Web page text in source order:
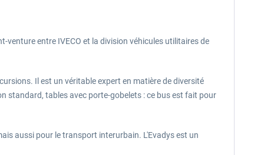
entre IVECO et la division véhicules utilitaires de
Il est un véritable expert en matière de diversité
standard, tables avec porte-gobelets : ce bus est fait pour
aussi pour le transport interurbain. L'Evadys est un